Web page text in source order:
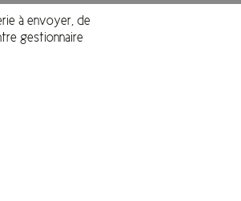
à envoyer, de
gestionnaire